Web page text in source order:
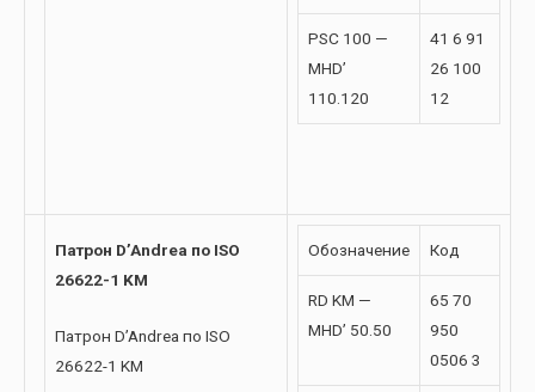
PSC 100 —
MHD’
110.120
41 6 91
26 100
12
Патрон D’Andrea по ISO
26622-1 KM
Патрон D’Andrea по ISO
26622-1 KM
Обозначение Код
RD KM —
MHD’ 50.50
65 70
950
0506 3